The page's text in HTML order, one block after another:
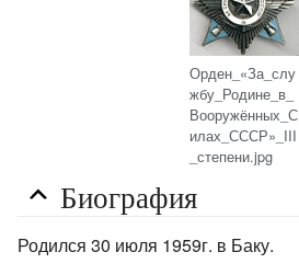
Орден_«За_слу
жбу_Родине_в_
Вооружённых_С
илах_СССР»_III
_степени.jpg
Биография
Родился 30 июля 1959г. в Баку.